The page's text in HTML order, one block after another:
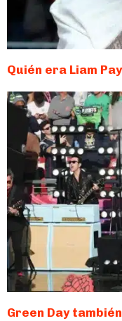
Quién era Liam
Green Day